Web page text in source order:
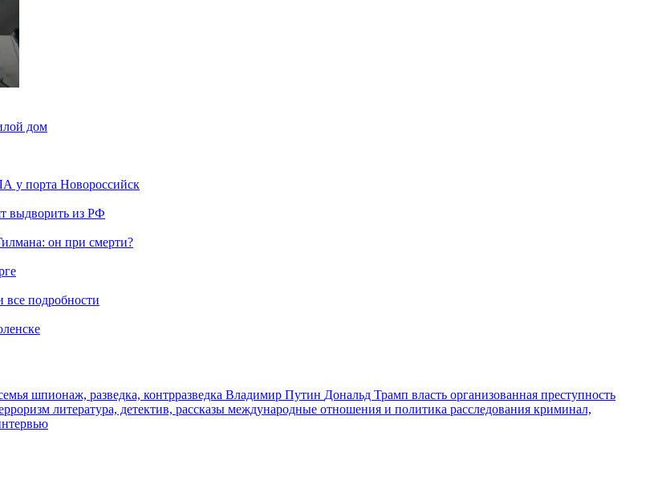
дом
у порта Новороссийск
выдворить из РФ
он при смерти?
все подробности
шпионаж, разведка, контрразведка Владимир Путин Дональд Трамп власть организованная преступность
литература, детектив, рассказы международные отношения и политика расследования криминал,